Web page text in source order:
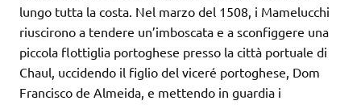
lungo tutta la costa. Nel marzo del 1508, i Mamelucchi
riuscirono a tendere un’imboscata e a sconfiggere una
piccola flottiglia portoghese presso la città portuale di
Chaul, uccidendo il figlio del viceré portoghese, Dom
Francisco de Almeida, e mettendo in guardia i